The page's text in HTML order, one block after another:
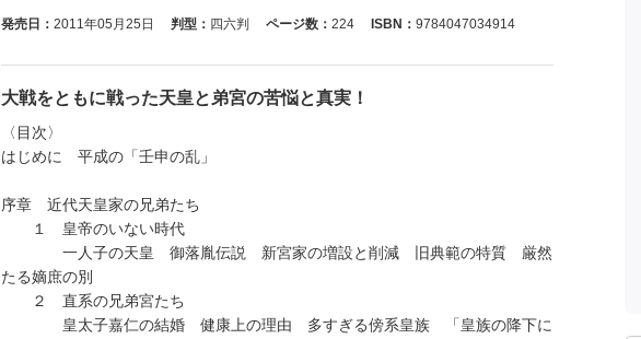
発売日： 2011年05月25日 判型： 四六判 ページ数： 224 ISBN： 9784047034914
大戦をともに戦った天皇と弟宮の苦悩と真実！
〈目次〉
はじめに 平成の「壬申の乱」
序章 近代天皇家の兄弟たち
１ 皇帝のいない時代
一人子の天皇 御落胤伝説 新宮家の増設と削減 旧典範の特質 厳然
たる嫡庶の別
２ 直系の兄弟宮たち
皇太子嘉仁の結婚 健康上の理由 多すぎる傍系皇族 「皇族の降下に